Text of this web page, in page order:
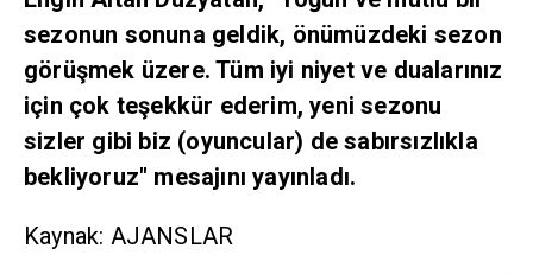
sezonun sonuna geldik, önümüzdeki sezon
görüşmek üzere. Tüm iyi niyet ve dualarınız
için çok teşekkür ederim, yeni sezonu
sizler gibi biz (oyuncular) de sabırsızlıkla
bekliyoruz" mesajını yayınladı.
Kaynak: AJANSLAR